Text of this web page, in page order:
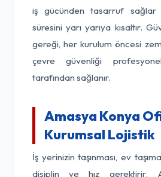
iş gücünden tasarruf sağlar
süresini yarı yarıya kısaltır.
gereği, her kurulum öncesi
çevre güvenliği
tarafından sağlanır.
Amasya Konya
Kurumsal Lojistik
İş yerinizin taşınması, ev
disiplin ve hız gerektirir.